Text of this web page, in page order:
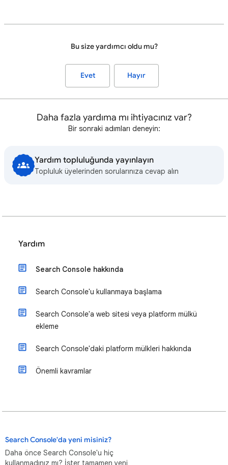
Bu size yardımcı oldu mu?
Evet Hayır
Daha fazla yardıma mı ihtiyacınız var?
Bir sonraki adımları deneyin:
Yardım topluluğunda yayınlayın
Topluluk üyelerinden sorularınıza cevap alın
Yardım
Search Console hakkında
Search Console'u kullanmaya başlama
Search Console'a web sitesi veya platform mülkü
ekleme
Search Console'daki platform mülkleri hakkında
Önemli kavramlar
Search Console'da yeni misiniz?
Daha önce Search Console'u hiç
kullanmadınız mı? İster tamamen yeni